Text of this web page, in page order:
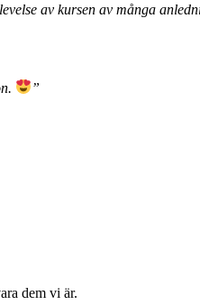
av kursen av många
”
dem vi är.